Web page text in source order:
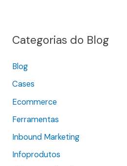
u
s
a
r
p
o
Categorias do Blog
Blog
Cases
Ecommerce
Ferramentas
Inbound Marketing
Infoprodutos